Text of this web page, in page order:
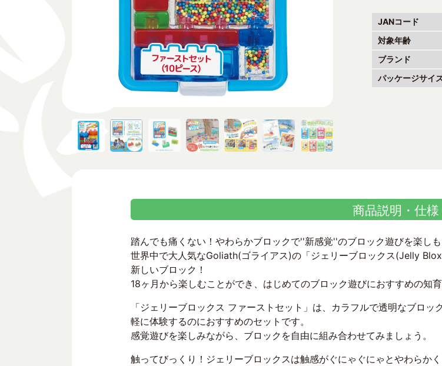
JANコード
対象年齢
ブランド
パッケージサイ
商品説明・仕様
踏んでも痛くない！やわらかブロックで''新感覚''のブロック遊びを楽しも
世界中で大人気なGoliath(ゴライアス)の「ジェリーブロックス(Jelly
新しいブロック！
18ヶ月から楽しむことができ、はじめてのブロック遊びにおすすめの知育
「ジェリーブロックス ファーストセット」は、カラフルで透明なブロ
軽に体験するのにおすすめのセットです。
感覚遊びを楽しみながら、ブロックを自由に組み合わせてみましょう。
触ってびっくり！ジェリーブロックスは触感がぐにゃぐにゃとやわらか